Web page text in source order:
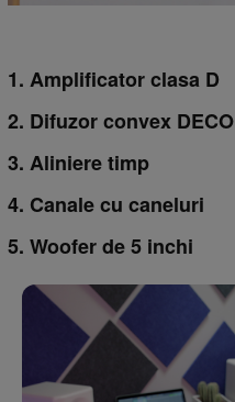
1. Amplificator clasa D
2. Difuzor convex DECO
3. Aliniere timp
4. Canale cu caneluri
5. Woofer de 5 inchi